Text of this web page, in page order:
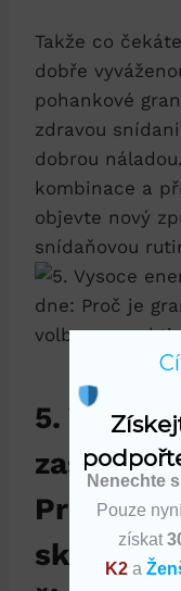
Takže co
dobře
pohankové
zdravou
dobrou
kombinace a
objevte nový
snídaňovou
5.
Proč je
skvělou
Nenechte
Pouze
získat
K2 a